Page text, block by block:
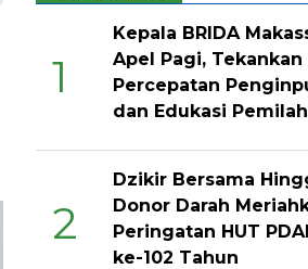
1
Kepala BRIDA
Apel Pagi, Tekankan
Percepatan
dan Edukasi
2
Dzikir Bersama
Donor Darah
Peringatan HUT
ke-102 Tahun